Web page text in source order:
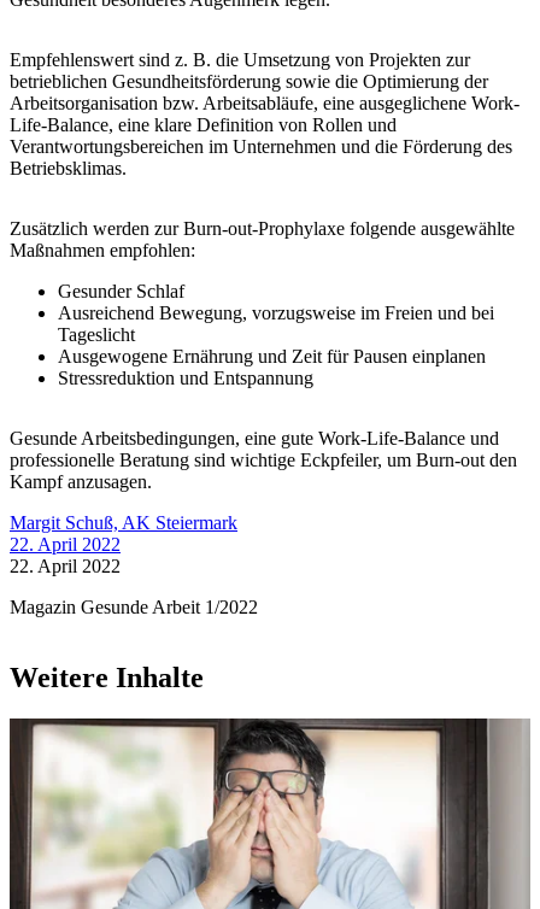
Empfehlenswert sind z. B. die Umsetzung von Projekten zur
betrieblichen Gesundheitsförderung sowie die Optimierung der
Arbeitsorganisation bzw. Arbeitsabläufe, eine ausgeglichene Work-
Life-Balance, eine klare Definition von Rollen und
Verantwortungsbereichen im Unternehmen und die Förderung des
Betriebsklimas.
Zusätzlich werden zur Burn-out-Prophylaxe folgende ausgewählte
Maßnahmen empfohlen:
Gesunder Schlaf
Ausreichend Bewegung, vorzugsweise im Freien und bei
Tageslicht
Ausgewogene Ernährung und Zeit für Pausen einplanen
Stressreduktion und Entspannung
Gesunde Arbeitsbedingungen, eine gute Work-Life-Balance und
professionelle Beratung sind wichtige Eckpfeiler, um Burn-out den
Kampf anzusagen.
Margit Schuß, AK Steiermark
22. April 2022
22. April 2022
Magazin Gesunde Arbeit 1/2022
Weitere Inhalte